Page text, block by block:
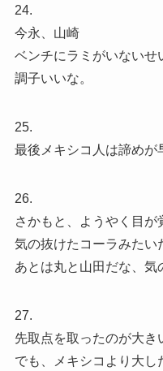
24.
今永、山崎
ベンチにラミがいないせ
調子いいな。
25.
最後メキシコ人は諦めが
26.
さかもと、ようやく目が
気の抜けたコーラみたい
あとは丸と山田だな、気
27.
先取点を取ったのが大き
でも、メキシコより大